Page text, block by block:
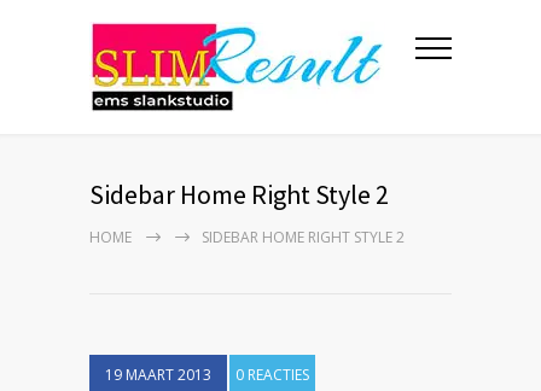
Sidebar Home Right Style 2
HOME SIDEBAR HOME RIGHT STYLE 2
19 MAART 2013 0 REACTIES